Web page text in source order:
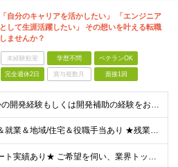
「自分のキャリアを活かしたい」 「エンジニア
として生涯活躍したい」 その想いを叶える転職
しませんか？
未経験歓迎 学歴不問 ベテランOK
完全週休2日 賞与複数月 面接1回
■何らかの開発経験もしくは開発補助の経験をお持ちの方 ■学歴不問 ★ブランクのある方、地方在住の方も大歓迎です！
★通勤＆就業＆地域/住宅＆役職手当あり ★残業代は全額支給 ★選べる給与制度あり！ ★東京・神奈川・千葉・埼玉勤務の場合 月給23.5万円～55万円＋諸手当 （残業代は全額支給） (20,000円の
★リモート実績あり★ ご希望を伺い、業界トップクラス約7,000件の取引事業所数、90,000件以上のプロジェクトから検討をいたします。 全国の取引先での就業となります（沖縄を除く） ※勤務地